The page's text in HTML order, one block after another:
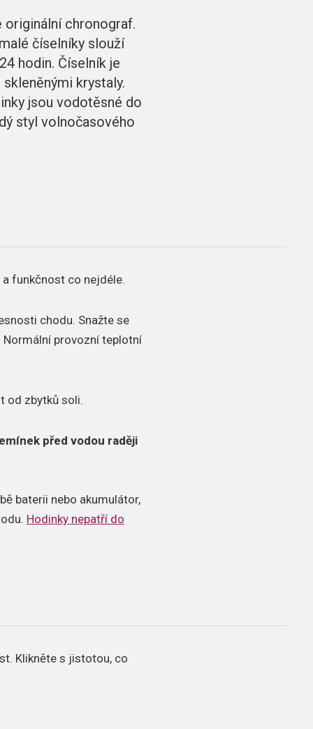
chronograf.
číselníky slouží
hodin. Číselník je
krystaly.
jsou vodotěsné do
styl volnočasového
a funkčnost co nejdéle.
chodu. Snažte se
Normální provozní teplotní
od zbytků soli.
před vodou raději
baterii nebo akumulátor,
Hodinky nepatří do
Klikněte s jistotou, co